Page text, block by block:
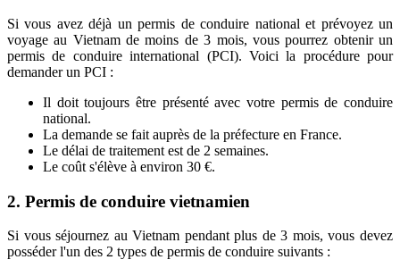
Si vous avez déjà un permis de conduire national et prévoyez un
voyage au Vietnam de moins de 3 mois, vous pourrez obtenir un
permis de conduire international (PCI). Voici la procédure pour
demander un PCI :
Il doit toujours être présenté avec votre permis de conduire
national.
La demande se fait auprès de la préfecture en France.
Le délai de traitement est de 2 semaines.
Le coût s'élève à environ 30 €.
2. Permis de conduire vietnamien
Si vous séjournez au Vietnam pendant plus de 3 mois, vous devez
posséder l'un des 2 types de permis de conduire suivants :